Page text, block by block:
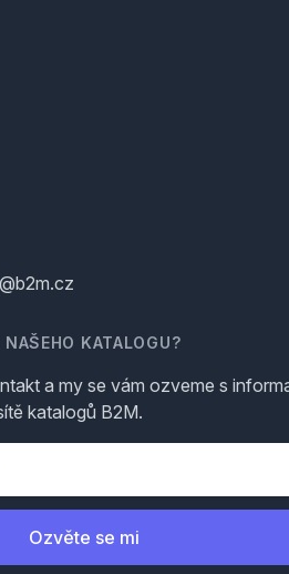
KATALOGU?
a my se vám ozveme s
katalogů B2M.
Ozvěte se mi